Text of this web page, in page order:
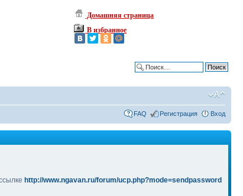
Домашняя страница
В избранное
FAQ Регистрация Вход
http://www.ngavan.ru/forum/ucp.php?mode=sendpassword